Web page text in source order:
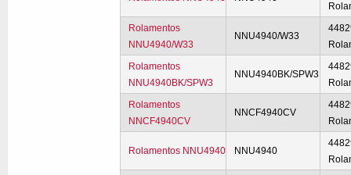
Rolamentos
NNU4940/W33
NNU4940/W33
Rolamentos
NNU4940BK/SPW3
NNU4940BK/SPW3
Rolamentos
NNCF4940CV
NNCF4940CV
Rolamentos NNU4940 NNU4940